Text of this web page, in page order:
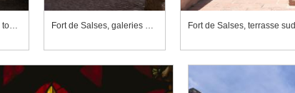
Cité de Carcassonne, tour de l'Evêque, archère à niche Fort de Salses, galeries de la cour centrale Fort de Salses, terrasse sud